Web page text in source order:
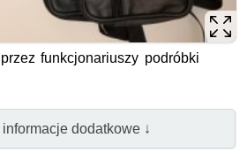
funkcjonariuszy podróbki
informacje dodatkowe ↓